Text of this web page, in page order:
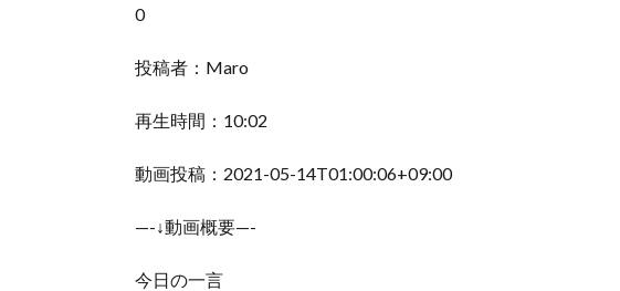
0
投稿者：Maro
再生時間：10:02
動画投稿：2021-05-14T01:00:06+09:00
—-↓動画概要—-
今日の一言